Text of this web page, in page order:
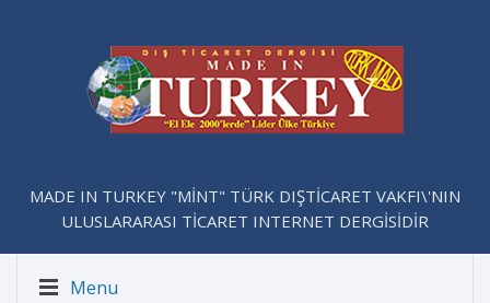
MADE IN TURKEY "MİNT" TÜRK DIŞTİCARET VAKFI\'NIN
ULUSLARARASI TİCARET INTERNET DERGİSİDİR
Menu